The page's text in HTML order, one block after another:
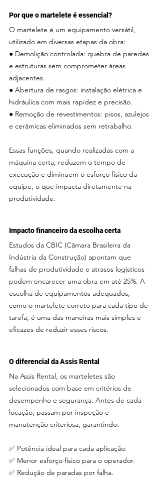
Por que o martelete é essencial?
O martelete é um equipamento versátil,
utilizado em diversas etapas da obra:
● Demolição controlada: quebra de paredes
e estruturas sem comprometer áreas
adjacentes.
● Abertura de rasgos: instalação elétrica e
hidráulica com mais rapidez e precisão.
● Remoção de revestimentos: pisos, azulejos
e cerâmicas eliminados sem retrabalho.
Essas funções, quando realizadas com a
máquina certa, reduzem o tempo de
execução e diminuem o esforço físico da
equipe, o que impacta diretamente na
produtividade.
Impacto financeiro da escolha certa
Estudos da CBIC (Câmara Brasileira da
Indústria da Construção) apontam que
falhas de produtividade e atrasos logísticos
podem encarecer uma obra em até 25%. A
escolha de equipamentos adequados,
como o martelete correto para cada tipo de
tarefa, é uma das maneiras mais simples e
eficazes de reduzir esses riscos.
O diferencial da Assis Rental
Na Assis Rental, os marteletes são
selecionados com base em critérios de
desempenho e segurança. Antes de cada
locação, passam por inspeção e
manutenção criteriosa, garantindo:
✅ Potência ideal para cada aplicação.
✅ Menor esforço físico para o operador.
✅ Redução de paradas por falha.